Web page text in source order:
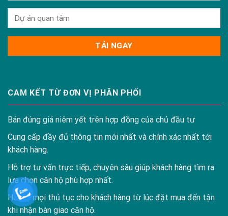
CAM KẾT TỪ ĐƠN VỊ PHÂN PHỐI
Bán đúng giá niêm yết trên hợp đồng của chủ đầu tư
Cung cấp đầy đủ thông tin mới nhất và chính xác nhất tới
khách hàng.
Hỗ trợ tư vấn trực tiếp, chuyên sâu giúp khách hàng tìm ra
lựa chọn căn hộ phù hợp nhất.
Hỗ trợ mọi thủ tục cho khách hàng từ lúc đặt mua đến tận
khi nhận bàn giao căn hộ.